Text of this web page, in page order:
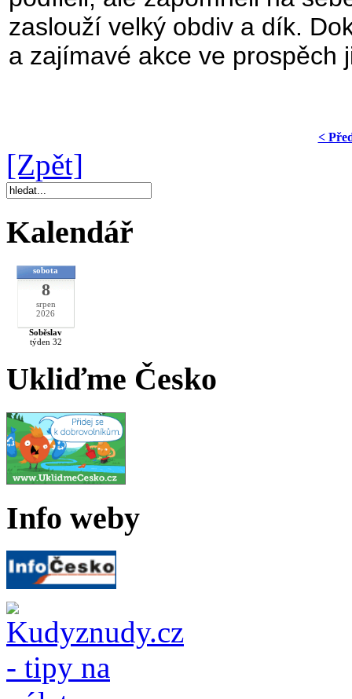
zaslouží velký obdiv a dík.
a zajímavé akce ve prospěch
<
[Zpět]
Kalendář
sobota
8
srpen
2026
Soběslav
týden 32
Ukliďme Česko
Info weby